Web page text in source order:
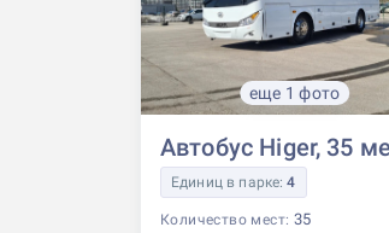
еще 1 фото
Автобус Higer, 35
Единиц в парке:4
Количество мест: 35